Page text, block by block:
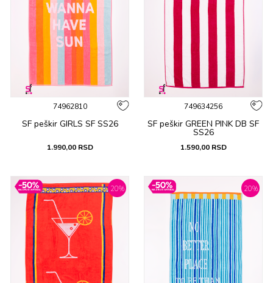
74962810
SF peškir GIRLS SF SS26
1.990,00 RSD
749634256
SF peškir GREEN PINK DB SF
SS26
1.590,00 RSD
20% 20%